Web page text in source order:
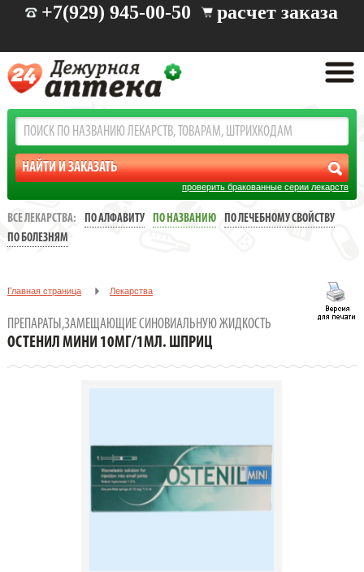
+7(929) 945-00-50 расчет заказа
проверить бракованные серии лекарств
ВСЕ ЛЕКАРСТВА: ПО АЛФАВИТУ ПО НАЗВАНИЮ
ПО ЛЕЧЕБНОМУ СВОЙСТВУ
ПО БОЛЕЗНЯМ
Главная страница Лекарства
Препараты,замещающие синовиальную жидкость
ПРЕПАРАТЫ,ЗАМЕЩАЮЩИЕ СИНОВИАЛЬНУЮ ЖИДКОСТЬ
ОСТЕНИЛ МИНИ 10МГ/1МЛ. ШПРИЦ